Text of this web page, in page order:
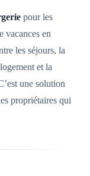
pour les
vacances en
les séjours, la
et la
une solution
propriétaires qui